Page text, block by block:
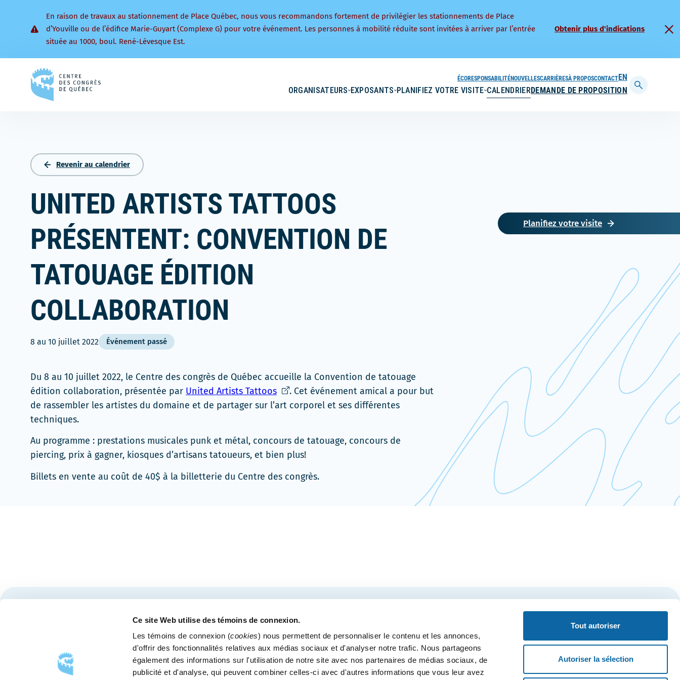
Ce site Web utilise des témoins de connexion.
Les témoins de connexion (cookies) nous permettent de personnaliser le contenu et les annonces,
d'offrir des fonctionnalités relatives aux médias sociaux et d'analyser notre trafic. Nous partageons
également des informations sur l'utilisation de notre site avec nos partenaires de médias sociaux, de
publicité et d'analyse, qui peuvent combiner celles-ci avec d'autres informations que vous leur avez
Tout autoriser
Autoriser la sélection
En raison de travaux au stationnement de Place Québec, nous vous recommandons fortement de privilégier les stationnements de Place
d’Youville ou de l’édifice Marie-Guyart (Complexe G) pour votre événement. Les personnes à mobilité réduite sont invitées à arriver par l’entrée
située au 1000, boul. René-Lévesque Est.
Obtenir plus d'indications
ORGANISATEURS EXPOSANTS PLANIFIEZ VOTRE VISITE CALENDRIERDEMANDE DE PROPOSITION
ÉCORESPONSABILITÉNOUVELLESCARRIÈRESÀ PROPOSCONTACTENGLISH
Afficher
Revenir au calendrier
UNITED ARTISTS TATTOOS
PRÉSENTENT: CONVENTION DE
TATOUAGE ÉDITION
COLLABORATION
8 au 10 juillet 2022 Événement passé
Du 8 au 10 juillet 2022, le Centre des congrès de Québec accueille la Convention de tatouage
édition collaboration, présentée par United Artists TattoosCe
lien
une
nouvelle
fenêtre
. Cet événement amical a pour but
de rassembler les artistes du domaine et de partager sur l’art corporel et ses différentes
techniques.
Au programme : prestations musicales punk et métal, concours de tatouage, concours de
piercing, prix à gagner, kiosques d’artisans tatoueurs, et bien plus!
Billets en vente au coût de 40$ à la billetterie du Centre des congrès.
Planifiez votre visite
MÉDIASBLOGUE POLITIQUE DE CONFIDENTIALITÉ